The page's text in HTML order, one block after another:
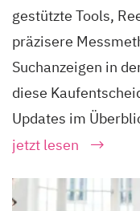
gestützte Tools,
präzisere
Suchanzeigen in
diese
Updates im
jetzt lesen